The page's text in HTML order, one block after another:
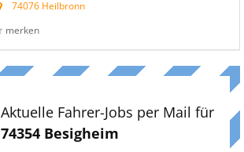
74076 Heilbronn
merken
Aktuelle Fahrer-Jobs per Mail für
74354 Besigheim